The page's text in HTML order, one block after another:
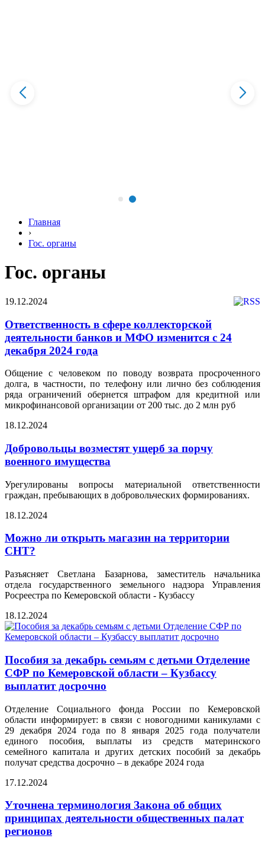
Главная
›
Гос. органы
Гос. органы
19.12.2024
Ответственность в сфере коллекторской
деятельности банков и МФО изменится с 24
декабря 2024 года
Общение с человеком по поводу возврата просроченного
долга, в частности, по телефону или лично без соблюдения
ряда ограничений обернется штрафом для кредитной или
микрофинансовой организации от 200 тыс. до 2 млн руб
18.12.2024
Добровольцы возместят ущерб за порчу
военного имущества
Урегулированы вопросы материальной ответственности
граждан, пребывающих в добровольческих формированиях.
18.12.2024
Можно ли открыть магазин на территории
СНТ?
Разъясняет Светлана Базарнова, заместитель начальника
отдела государственного земельного надзора Управления
Росреестра по Кемеровской области - Кузбассу
18.12.2024
Пособия за декабрь семьям с детьми Отделение
СФР по Кемеровской области – Кузбассу
выплатит досрочно
Отделение Социального фонда России по Кемеровской
области информирует: в связи с новогодними каникулами с
29 декабря 2024 года по 8 января 2025 года получатели
единого пособия, выплаты из средств материнского
семейного капитала и других детских пособий за декабрь
получат средства досрочно – в декабре 2024 года
17.12.2024
Уточнена терминология Закона об общих
принципах деятельности общественных палат
регионов